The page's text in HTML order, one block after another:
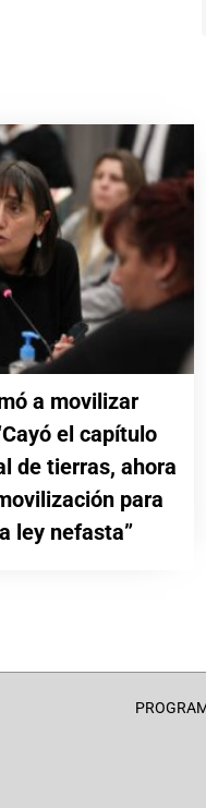
a movilizar
el capítulo
de tierras, ahora
para
ley nefasta”